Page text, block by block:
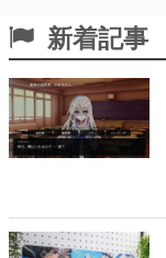
新着記事